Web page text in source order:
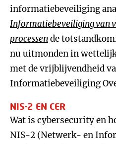
informatiebeveiliging
Informatiebeveiliging van
processende
nu uitmonden in
met de vrijblijvendheid
Informatiebeveiliging
NIS-2 EN CER
Wat is cybersecurity en
NIS-2 (Netwerk- en